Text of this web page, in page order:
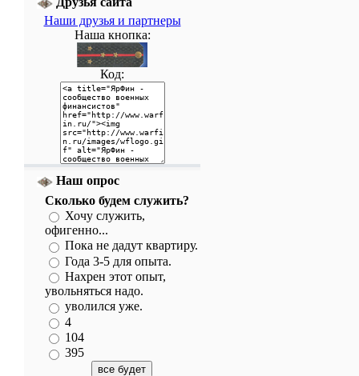
Наши друзья и партнеры
Наша кнопка:
Код:
Наш опрос
Сколько будем служить?
Хочу служить,
офигенно...
Пока не дадут квартиру.
Года 3-5 для опыта.
Нахрен этот опыт,
увольняться надо.
уволился уже.
4
104
395